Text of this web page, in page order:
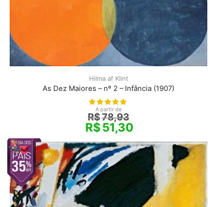
Hilma af Klint
As Dez Maiores – nº 2 – Infância (1907)
A partir de
R$78,93
R$51,30